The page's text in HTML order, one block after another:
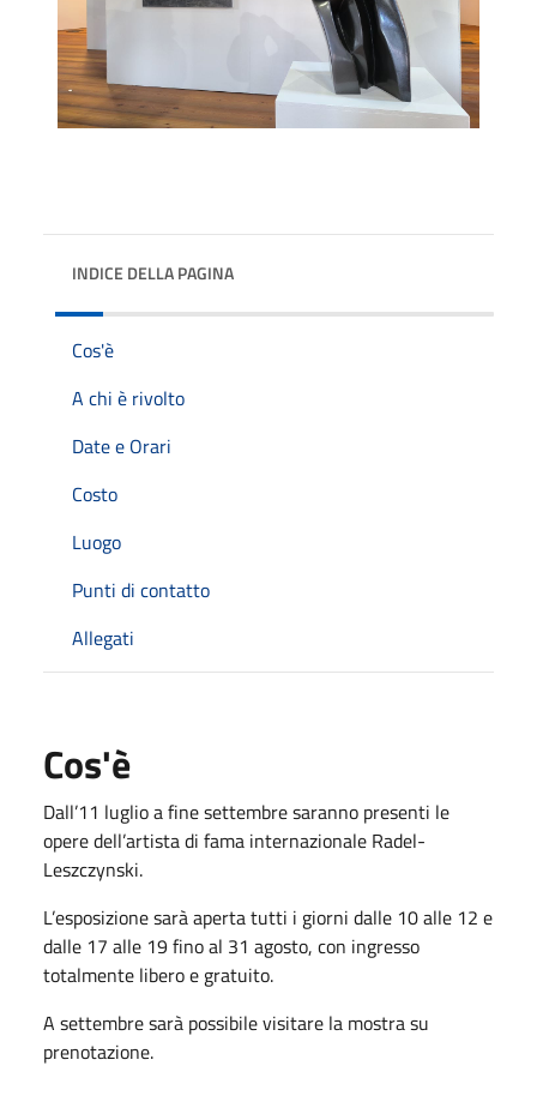
INDICE DELLA PAGINA
Cos'è
A chi è rivolto
Date e Orari
Costo
Luogo
Punti di contatto
Allegati
Cos'è
Dall’11 luglio a fine settembre saranno presenti le
opere dell’artista di fama internazionale Radel-
Leszczynski.
L’esposizione sarà aperta tutti i giorni dalle 10 alle 12 e
dalle 17 alle 19 fino al 31 agosto, con ingresso
totalmente libero e gratuito.
A settembre sarà possibile visitare la mostra su
prenotazione.